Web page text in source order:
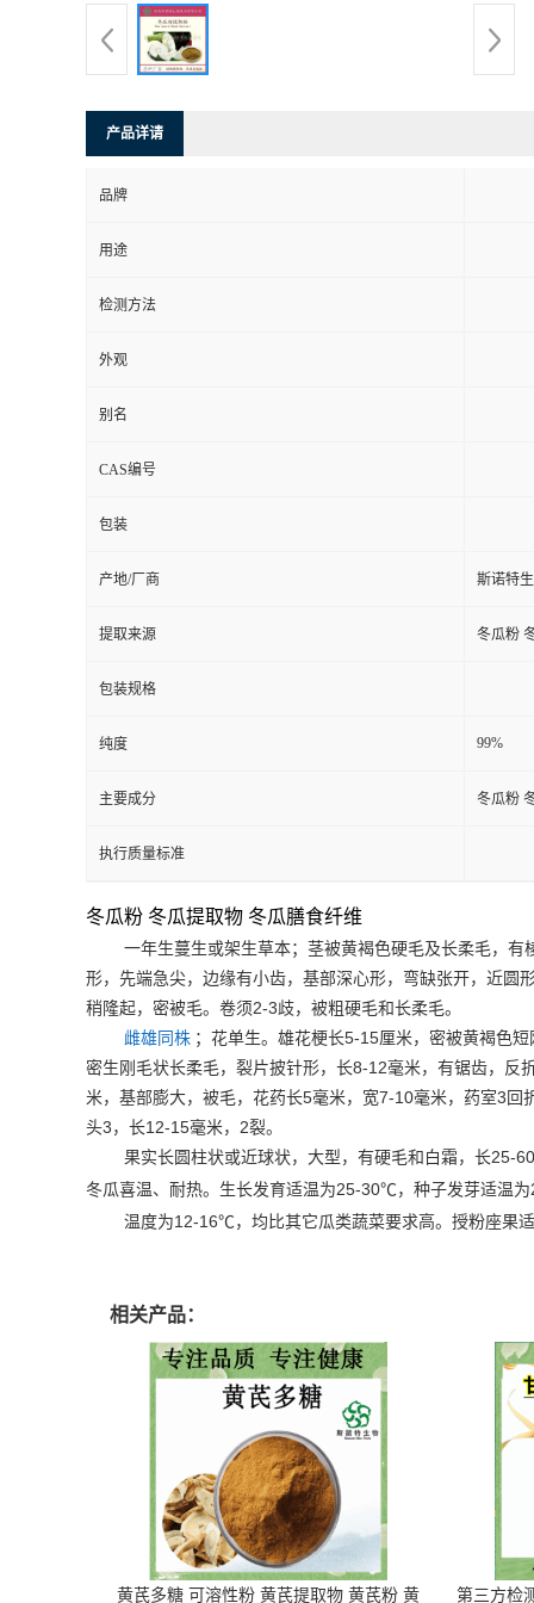
产品详请
品牌
用途
检测方法
外观
别名
CAS编号
包装
产地/厂商 斯诺特
提取来源 冬瓜粉
包装规格
纯度 99%
主要成分 冬瓜粉
执行质量标准
冬瓜粉 冬瓜提取物 冬瓜膳食纤维
一年生蔓生或架生草本；茎被黄褐色硬毛及长柔毛，有
形，先端急尖，边缘有小齿，基部深心形，弯缺张开，近圆
稍隆起，密被毛。卷须2-3歧，被粗硬毛和长柔毛。
雌雄同株 ；花单生。雄花梗长5-15厘米，密被黄褐色
密生刚毛状长柔毛，裂片披针形，长8-12毫米，有锯齿，反
米，基部膨大，被毛，花药长5毫米，宽7-10毫米，药室3 回
头3 ，长12-15毫米， 2裂。
果实长圆柱状或近球状，大型，有硬毛和白霜，长25-60
冬瓜喜温、耐热。生长发育适温为25-30℃，种子发芽适温为
温度为12-16℃，均比其它瓜类蔬菜要求高。授粉座果
相关产品：
黄芪多糖 可溶性粉 黄芪提取物 黄芪粉 黄 第三方检